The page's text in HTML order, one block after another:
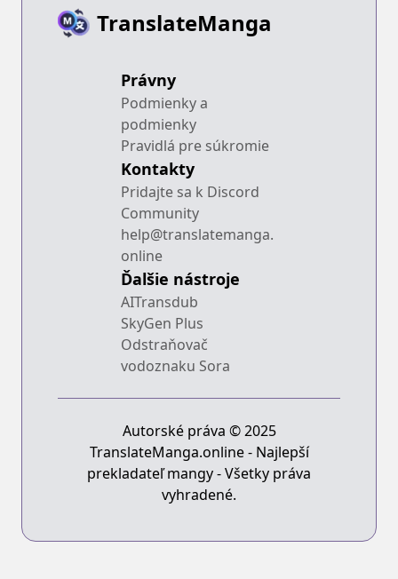
TranslateManga
Právny
Podmienky a
podmienky
Pravidlá pre súkromie
Kontakty
Pridajte sa k Discord
Community
help@translatemanga.
online
Ďalšie nástroje
AITransdub
SkyGen Plus
Odstraňovač
vodoznaku Sora
Autorské práva © 2025
TranslateManga.online - Najlepší
prekladateľ mangy - Všetky práva
vyhradené.